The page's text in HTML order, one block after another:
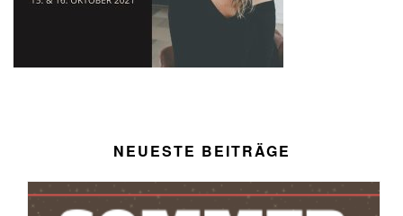
NEUESTE BEITRÄGE